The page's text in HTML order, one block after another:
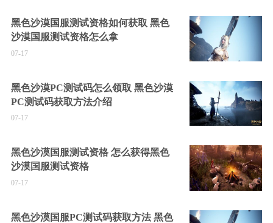
黑色沙漠国服测试资格如何获取 黑色
沙漠国服测试资格怎么拿
07-17
黑色沙漠PC测试码怎么领取 黑色沙漠
PC测试码获取方法介绍
07-17
黑色沙漠国服测试资格 怎么获得黑色
沙漠国服测试资格
07-17
黑色沙漠国服PC测试码获取方法 黑色